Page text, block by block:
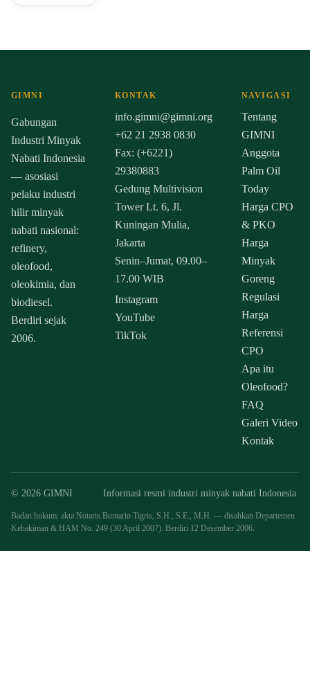
GIMNI
Gabungan
Industri Minyak
Nabati Indonesia
— asosiasi
pelaku industri
hilir minyak
nabati nasional:
refinery,
oleofood,
oleokimia, dan
biodiesel.
Berdiri sejak
2006.
KONTAK
info.gimni@gimni.org
+62 21 2938 0830
Fax: (+6221)
29380883
Gedung Multivision
Tower Lt. 6, Jl.
Kuningan Mulia,
Jakarta
Senin–Jumat, 09.00–
17.00 WIB
Instagram
YouTube
TikTok
NAVIGASI
Tentang
GIMNI
Anggota
Palm Oil
Today
Harga CPO
& PKO
Harga
Minyak
Goreng
Regulasi
Harga
Referensi
CPO
Apa itu
Oleofood?
FAQ
Galeri Video
Kontak
© 2026 GIMNI Informasi resmi industri minyak nabati Indonesia.
Badan hukum: akta Notaris Buntario Tigris, S.H., S.E., M.H. — disahkan Departemen
Kehakiman & HAM No. 249 (30 April 2007). Berdiri 12 Desember 2006.